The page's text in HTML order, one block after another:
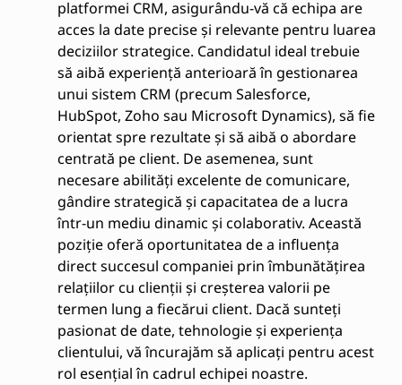
platformei CRM, asigurându-vă că echipa are
acces la date precise și relevante pentru luarea
deciziilor strategice. Candidatul ideal trebuie
să aibă experiență anterioară în gestionarea
unui sistem CRM (precum Salesforce,
HubSpot, Zoho sau Microsoft Dynamics), să fie
orientat spre rezultate și să aibă o abordare
centrată pe client. De asemenea, sunt
necesare abilități excelente de comunicare,
gândire strategică și capacitatea de a lucra
într-un mediu dinamic și colaborativ. Această
poziție oferă oportunitatea de a influența
direct succesul companiei prin îmbunătățirea
relațiilor cu clienții și creșterea valorii pe
termen lung a fiecărui client. Dacă sunteți
pasionat de date, tehnologie și experiența
clientului, vă încurajăm să aplicați pentru acest
rol esențial în cadrul echipei noastre.